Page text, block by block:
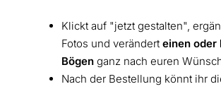
Klickt auf "jetzt gestalten",
Fotos und verändert einen oder
Bögenganz nach euren
Nach der Bestellung könnt ihr